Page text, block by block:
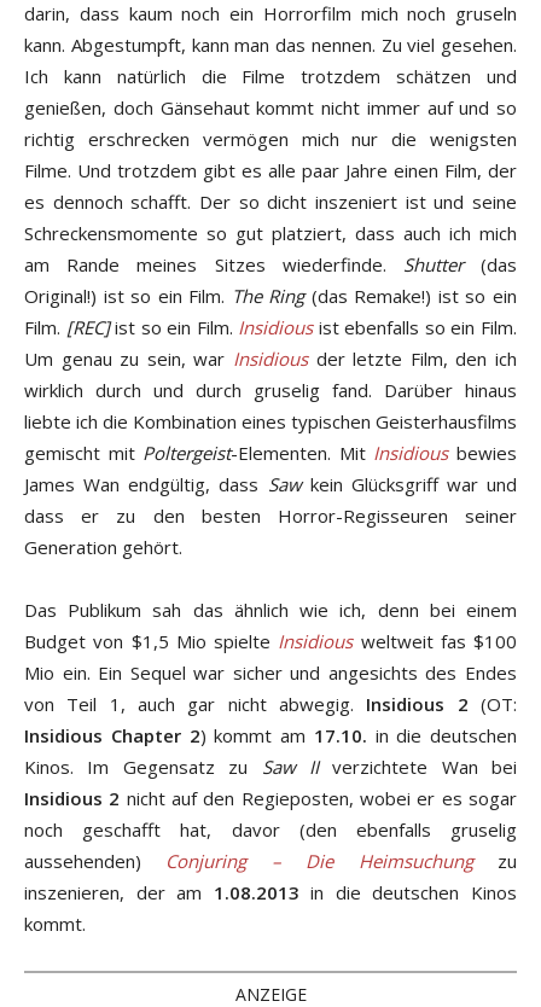
darin, dass kaum noch ein Horrorfilm mich noch gruseln
kann. Abgestumpft, kann man das nennen. Zu viel gesehen.
Ich kann natürlich die Filme trotzdem schätzen und
genießen, doch Gänsehaut kommt nicht immer auf und so
richtig erschrecken vermögen mich nur die wenigsten
Filme. Und trotzdem gibt es alle paar Jahre einen Film, der
es dennoch schafft. Der so dicht inszeniert ist und seine
Schreckensmomente so gut platziert, dass auch ich mich
am Rande meines Sitzes wiederfinde. Shutter(das
Original!) ist so ein Film. The Ring(das Remake!) ist so ein
Film. [REC]ist so ein Film. Insidiousist ebenfalls so ein Film.
Um genau zu sein, war Insidiousder letzte Film, den ich
wirklich durch und durch gruselig fand. Darüber hinaus
liebte ich die Kombination eines typischen Geisterhausfilms
gemischt mit Poltergeist-Elementen. Mit Insidiousbewies
James Wan endgültig, dass Sawkein Glücksgriff war und
dass er zu den besten Horror-Regisseuren seiner
Generation gehört.
Das Publikum sah das ähnlich wie ich, denn bei einem
Budget von $1,5 Mio spielte Insidiousweltweit fas $100
Mio ein. Ein Sequel war sicher und angesichts des Endes
von Teil 1, auch gar nicht abwegig. Insidious 2 (OT:
Insidious Chapter 2) kommt am 17.10. in die deutschen
Kinos. Im Gegensatz zu Saw IIverzichtete Wan bei
Insidious 2 nicht auf den Regieposten, wobei er es sogar
noch geschafft hat, davor (den ebenfalls gruselig
aussehenden) Conjuring – Die Heimsuchungzu
inszenieren, der am 1.08.2013 in die deutschen Kinos
kommt.
ANZEIGE